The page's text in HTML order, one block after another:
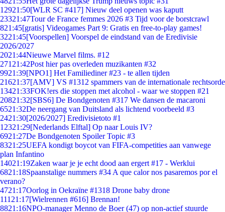
12921:50[WLR SC #417] Nieuw deel openen was kaputt
23321:47Tour de France femmes 2026 #3 Tijd voor de borstcrawl
821:45[gratis] Videogames Part 9: Gratis en free-to-play games!
3221:45[Voorspellen] Voorspel de eindstand van de Eredivisie
2026/2027
2021:44Nieuwe Marvel films. #12
271 21:42Post hier pas overleden muzikanten #32
9921:39[NPO1] Het Familiediner #23 - te allen tijden
21621:37[AMV] VS #1312 spammers van de internationale rechtsorde
13421:33FOK!ers die stoppen met alcohol - waar we stoppen #21
20821:32[SBS6] De Bondgenoten #317 We dansen de macaroni
6521:32De neergang van Duitsland als lichtend voorbeeld #3
2421:30[2026/2027] Eredivisietoto #1
12321:29[Nederlands Elftal] Op naar Louis IV?
6921:27De Bondgenoten Spoiler Topic #3
8321:25UEFA kondigt boycot van FIFA-competities aan vanwege
plan Infantino
14021:19Zaken waar je je echt dood aan ergert #17 - Werklui
6821:18Spaanstalige nummers #34 A que calor nos pasaremos por el
verano?
4721:17Oorlog in Oekraïne #1318 Drone baby drone
111 21:17[Wielrennen #616] Brennan!
8821:16NPO-manager Menno de Boer (47) op non-actief stuurde